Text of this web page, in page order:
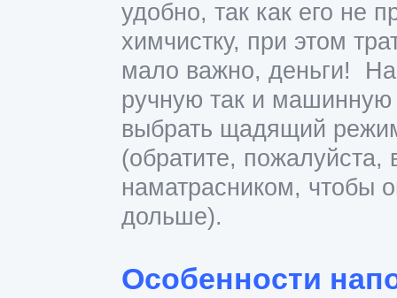
удобно, так как его не
химчистку, при этом
мало важно, деньги!
ручную так и машинную
выбрать щадящий
(обратите,
наматрасником, чтобы
дольше).
Особенности